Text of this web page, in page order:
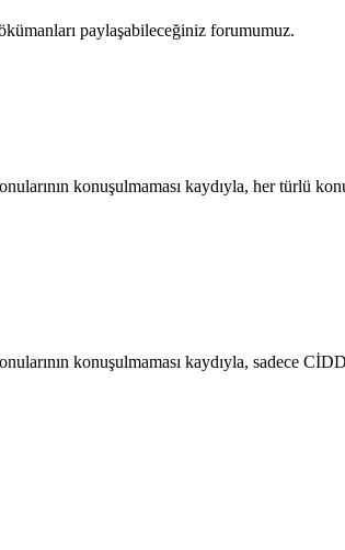
paylaşabileceğiniz forumumuz.
konuşulmaması kaydıyla, her türlü
konuşulmaması kaydıyla, sadece